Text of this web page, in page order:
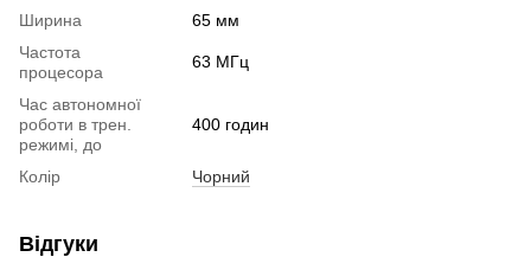
Ширина
65 мм
Частота
процесора
63 МГц
Час автономної
роботи в трен.
режимі, до
400 годин
Колір Чорний
Відгуки